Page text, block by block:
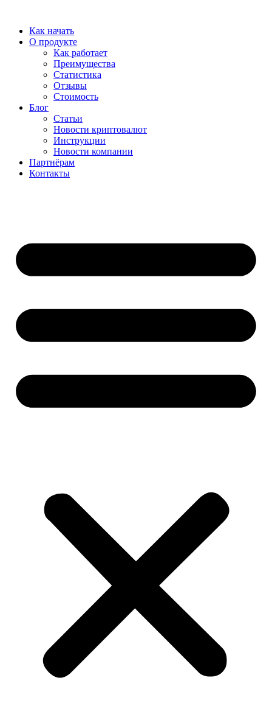
содержимому
Как начать
О продукте
Как работает
Преимущества
Статистика
Отзывы
Стоимость
Блог
Статьи
Новости криптовалют
Инструкции
Новости компании
Партнёрам
Контакты